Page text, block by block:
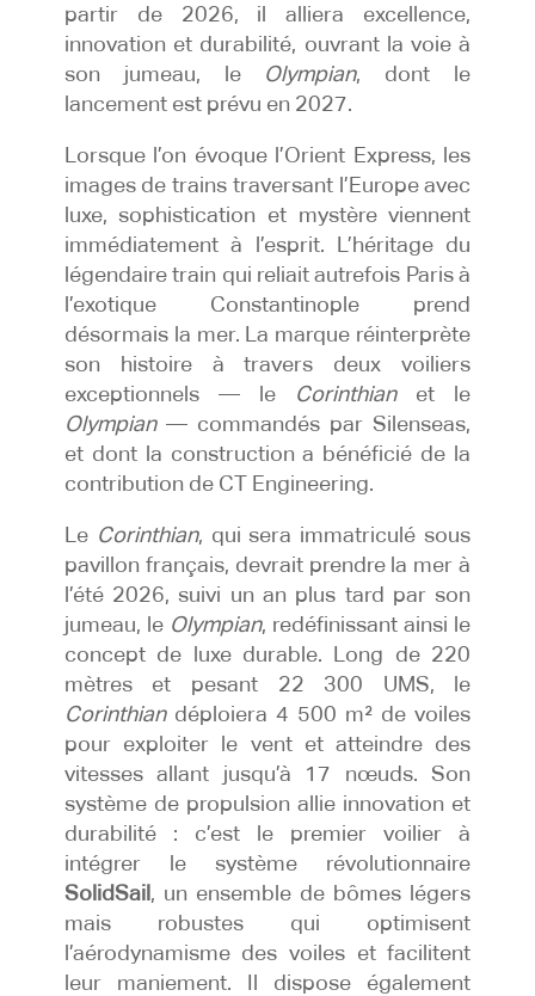
partir de 2026, il alliera excellence,
innovation et durabilité, ouvrant la voie à
son jumeau, le Olympian, dont le
lancement est prévu en 2027.
Lorsque l’on évoque l’Orient Express, les
images de trains traversant l’Europe avec
luxe, sophistication et mystère viennent
immédiatement à l’esprit. L’héritage du
légendaire train qui reliait autrefois Paris à
l’exotique Constantinople prend
désormais la mer. La marque réinterprète
son histoire à travers deux voiliers
exceptionnels — le Corinthianet le
Olympian— commandés par Silenseas,
et dont la construction a bénéficié de la
contribution de CT Engineering.
Le Corinthian, qui sera immatriculé sous
pavillon français, devrait prendre la mer à
l’été 2026, suivi un an plus tard par son
jumeau, le Olympian, redéfinissant ainsi le
concept de luxe durable. Long de 220
mètres et pesant 22 300 UMS, le
Corinthiandéploiera 4 500 m² de voiles
pour exploiter le vent et atteindre des
vitesses allant jusqu’à 17 nœuds. Son
système de propulsion allie innovation et
durabilité : c’est le premier voilier à
intégrer le système révolutionnaire
SolidSail, un ensemble de bômes légers
mais robustes qui optimisent
l’aérodynamisme des voiles et facilitent
leur maniement. Il dispose également